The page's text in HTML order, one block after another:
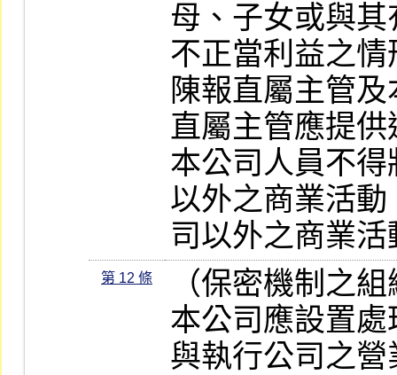
母、子女或與
不正當利益之
陳報直屬主管
直屬主管應提
本公司人員不
以外之商業活
司以外之商業
第 12 條
（保密機制之
本公司應設置
與執行公司之